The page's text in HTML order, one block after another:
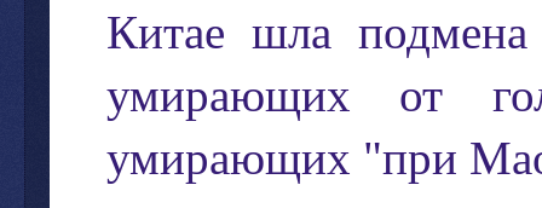
Китае шла подмена
умирающих
от
умирающих "при